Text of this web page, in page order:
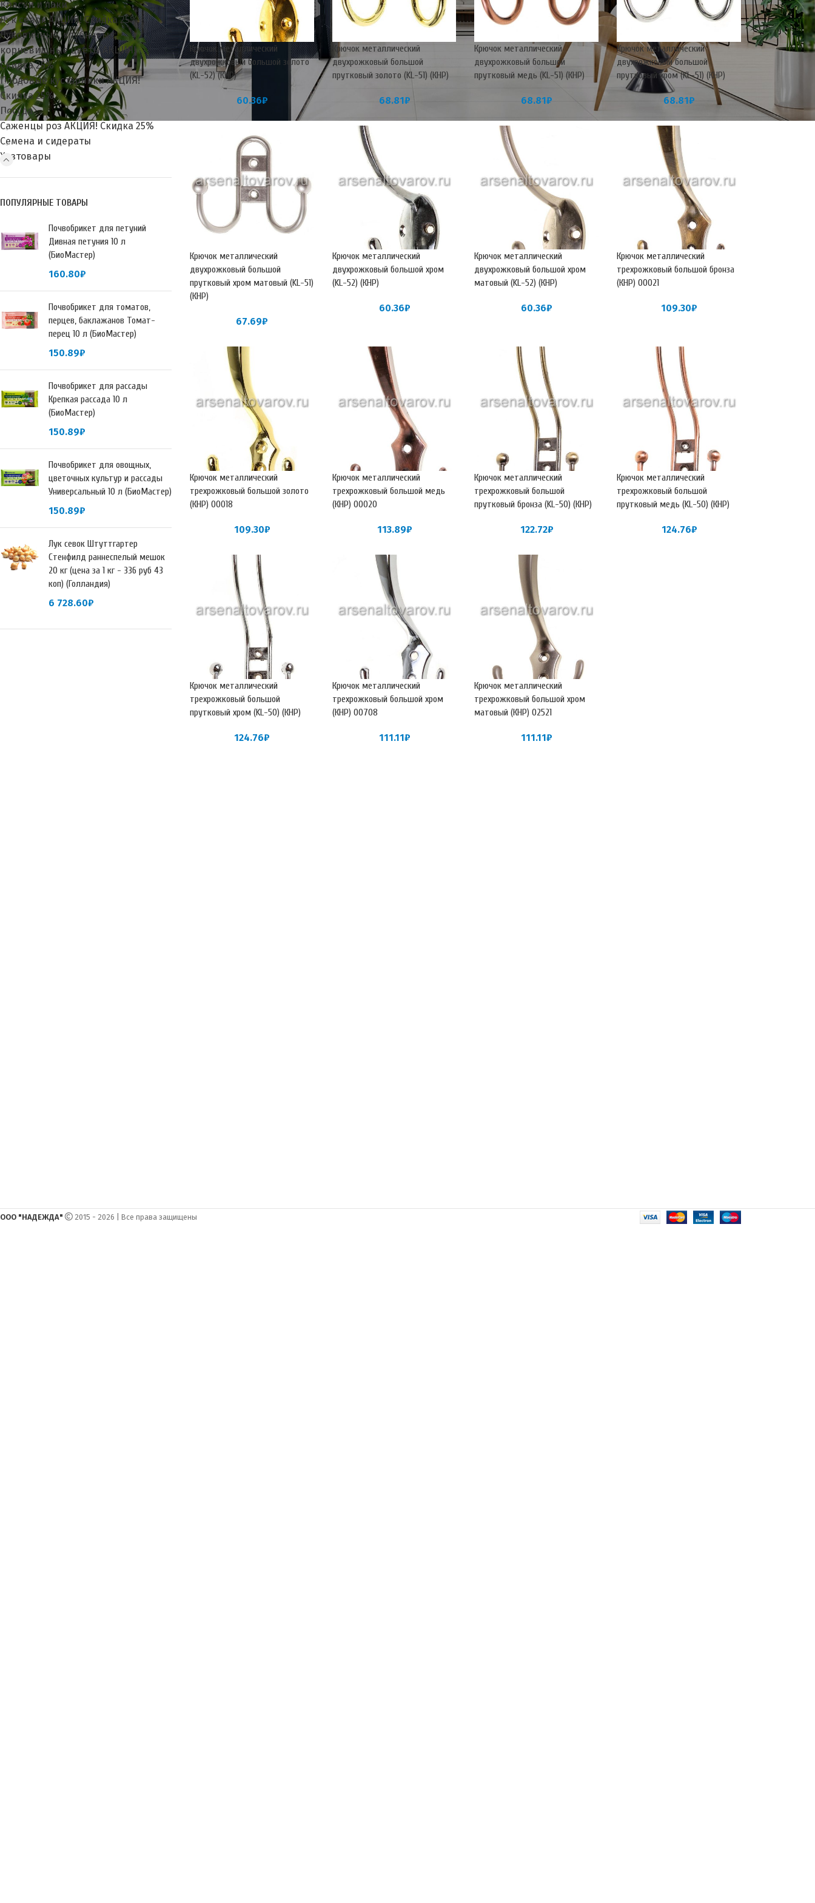
Краски и лаки
Лук севок АКЦИЯ! Скидка 25%
Луковичные, клубневые,
корневищные цветы АКЦИЯ!
Скидка 25%
Плодовые кустарники АКЦИЯ!
Скидка 25%
Посуда
Саженцы роз АКЦИЯ! Скидка 25%
Семена и сидераты
Хозтовары
ПОПУЛЯРНЫЕ ТОВАРЫ
Почвобрикет для петуний
Дивная петуния 10 л
(БиоМастер)
160.80₽
Почвобрикет для томатов,
перцев, баклажанов Томат-
перец 10 л (БиоМастер)
150.89₽
Почвобрикет для рассады
Крепкая рассада 10 л
(БиоМастер)
150.89₽
Почвобрикет для овощных,
цветочных культур и рассады
Универсальный 10 л (БиоМастер)
150.89₽
Лук севок Штуттгартер
Стенфилд раннеспелый мешок
20 кг (цена за 1 кг - 336 руб 43
коп) (Голландия)
6 728.60₽
Крючок металлический
двухрожковый большой золото
(KL-52) (КНР)
60.36₽
Крючок металлический
двухрожковый большой
прутковый золото (KL-51) (КНР)
68.81₽
Крючок металлический
двухрожковый большой
прутковый медь (KL-51) (КНР)
68.81₽
Крючок металлический
двухрожковый большой
прутковый хром (KL-51) (КНР)
68.81₽
Крючок металлический
двухрожковый большой
прутковый хром матовый (KL-51)
(КНР)
67.69₽
Крючок металлический
двухрожковый большой хром
(KL-52) (КНР)
60.36₽
Крючок металлический
двухрожковый большой хром
матовый (KL-52) (КНР)
60.36₽
Крючок металлический
трехрожковый большой бронза
(КНР) 00021
109.30₽
Крючок металлический
трехрожковый большой золото
(КНР) 00018
109.30₽
Крючок металлический
трехрожковый большой медь
(КНР) 00020
113.89₽
Крючок металлический
трехрожковый большой
прутковый бронза (KL-50) (КНР)
122.72₽
Крючок металлический
трехрожковый большой
прутковый медь (KL-50) (КНР)
124.76₽
Крючок металлический
трехрожковый большой
прутковый хром (KL-50) (КНР)
124.76₽
Крючок металлический
трехрожковый большой хром
(КНР) 00708
111.11₽
Крючок металлический
трехрожковый большой хром
матовый (КНР) 02521
111.11₽
ООО "НАДЕЖДА" 2015 - 2026 | Все права защищены